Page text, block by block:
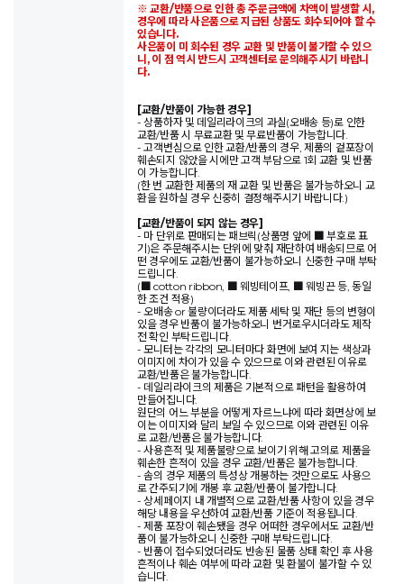
※ 교환/반품으로 인한 총 주문금액에 차액이 발생할 시,
경우에 따라 사은품으로 지급된 상품도 회수되어야 할 수
있습니다.
사은품이 미 회수된 경우 교환 및 반품이 불가할 수 있으
니, 이 점 역시 반드시 고객센터로 문의해주시기 바랍니
다.
[교환/반품이 가능한 경우]
- 상품하자 및 데일리라이크의 과실(오배송 등)로 인한
교환/반품 시 무료교환 및 무료반품이 가능합니다.
- 고객변심으로 인한 교환/반품의 경우, 제품의 겉포장이
훼손되지 않았을 시에만 고객 부담으로 1회 교환 및 반품
이 가능합니다.
(한 번 교환한 제품의 재 교환 및 반품은 불가능하오니 교
환을 원하실 경우 신중히 결정해주시기 바랍니다.)
[교환/반품이 되지 않는 경우]
- 마 단위로 판매되는 패브릭(상품명 앞에 ■ 부호로 표
기)은 주문해주시는 단위에 맞춰 재단하여 배송되므로 어
떤 경우에도 교환/반품이 불가능하오니 신중한 구매 부탁
드립니다.
(■ cotton ribbon, ■ 웨빙테이프, ■ 웨빙끈 등, 동일
한 조건 적용)
- 오배송 or 불량이더라도 제품 세탁 및 재단 등의 변형이
있을 경우 반품이 불가능하오니 번거로우시더라도 제작
전 확인 부탁드립니다.
- 모니터는 각각의 모니터마다 화면에 보여 지는 색상과
이미지에 차이가 있을 수 있으므로 이와 관련된 이유로
교환/반품은 불가능합니다.
- 데일리라이크의 제품은 기본적으로 패턴을 활용하여
만들어집니다.
원단의 어느 부분을 어떻게 자르느냐에 따라 화면상에 보
이는 이미지와 달리 보일 수 있으므로 이와 관련된 이유
로 교환/반품은 불가능합니다.
- 사용흔적 및 제품불량으로 보이기 위해 고의로 제품을
훼손한 흔적이 있을 경우 교환/반품은 불가능합니다.
- 솜의 경우 제품의 특성상 개봉하는 것만으로도 사용으
로 간주되기에 개봉 후 교환/반품이 불가합니다.
- 상세페이지 내 개별적으로 교환/반품 사항이 있을 경우
해당 내용을 우선하여 교환/반품 기준이 적용됩니다.
- 제품 포장이 훼손됐을 경우 어떠한 경우에서도 교환/반
품이 불가능하오니 신중한 구매 부탁드립니다.
- 반품이 접수되었더라도 반송된 물품 상태 확인 후 사용
흔적이나 훼손 여부에 따라 교환 및 환불이 불가할 수 있
습니다.